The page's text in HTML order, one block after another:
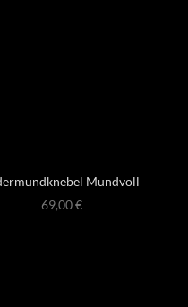
Mundvoll
69,00€